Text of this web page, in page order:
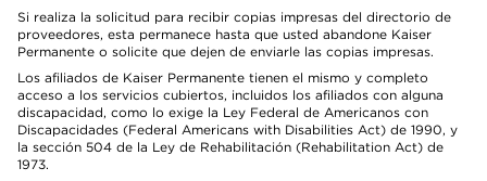
Si realiza la solicitud para recibir copias impresas del directorio de
proveedores, esta permanece hasta que usted abandone Kaiser
Permanente o solicite que dejen de enviarle las copias impresas.
Los afiliados de Kaiser Permanente tienen el mismo y completo
acceso a los servicios cubiertos, incluidos los afiliados con alguna
discapacidad, como lo exige la Ley Federal de Americanos con
Discapacidades (Federal Americans with Disabilities Act) de 1990, y
la sección 504 de la Ley de Rehabilitación (Rehabilitation Act) de
1973.